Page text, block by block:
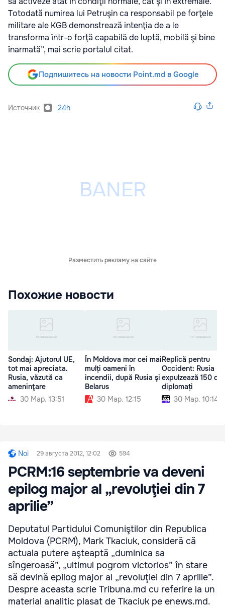
Totodată numirea lui Petruşin ca responsabil pe forţele
militare ale KGB demonstrează intenţia de a le
transforma într-o forţă capabilă de luptă, mobilă şi bine
înarmată”, mai scrie portalul citat.
Подпишитесь на новости Point.md в Google
Источник 24h
Разместить рекламу на сайте
Похожие новости
Sondaj: Ajutorul UE,
tot mai apreciata.
Rusia, văzută ca
ameninţare
30 Мар. 13:51
În Moldova mor cei mai
mulți oameni în
incendii, după Rusia şi
Belarus
30 Мар. 12:15
Replică pentru
Occident: Rusia
expulzează 150 de
diplomați
30 Мар. 10:14
Noi 29 августа 2012, 12:02 594
PCRM:16 septembrie va deveni
epilog major al „revoluţiei din 7
aprilie”
Deputatul Partidului Comuniştilor din Republica
Moldova (PCRM), Mark Tkaciuk, consideră că
actuala putere aşteaptă „duminica sa
sîngeroasă”, „ultimul pogrom victorios” în stare
să devină epilog major al „revoluţiei din 7 aprilie”.
Despre aceasta scrie Tribuna.md cu referire la un
material analitic plasat de Tkaciuk pe enews.md.